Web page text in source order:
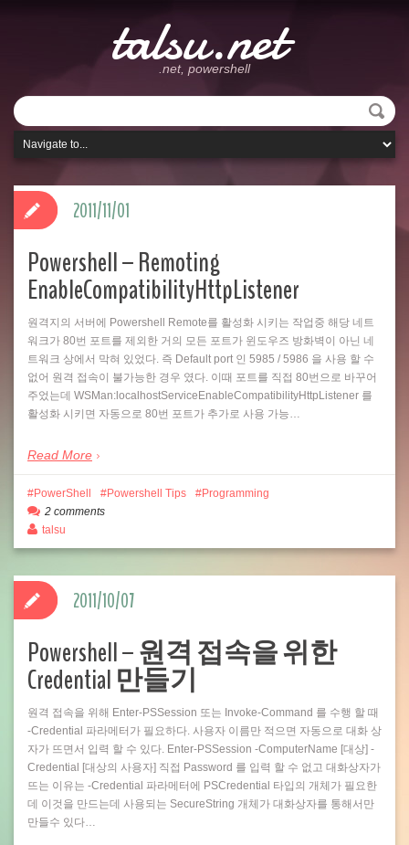
talsu.net
.net, powershell
Powershell – Remoting
EnableCompatibilityHttpListener
원격지의 서버에 Powershell Remote를 활성화 시키는 작업중 해당 네트
워크가 80번 포트를 제외한 거의 모든 포트가 윈도우즈 방화벽이 아닌 네
트워크 상에서 막혀 있었다. 즉 Default port 인 5985 / 5986 을 사용 할 수
없어 원격 접속이 불가능한 경우 였다. 이때 포트를 직접 80번으로 바꾸어
주었는데 WSMan:localhostServiceEnableCompatibilityHttpListener 를
활성화 시키면 자동으로 80번 포트가 추가로 사용 가능…
Read More
2011/11/01
PowerShell Powershell Tips
Programming
2 comments
talsu
Powershell – 원격 접속을 위한
Credential 만들기
원격 접속을 위해 Enter-PSSession 또는 Invoke-Command 를 수행 할 때
-Credential 파라메터가 필요하다. 사용자 이름만 적으면 자동으로 대화 상
자가 뜨면서 입력 할 수 있다. Enter-PSSession -ComputerName [대상] -
Credential [대상의 사용자] 직접 Password 를 입력 할 수 없고 대화상자가
뜨는 이유는 -Credential 파라메터에 PSCredential 타입의 개체가 필요한
데 이것을 만드는데 사용되는 SecureString 개체가 대화상자를 통해서만
만들수 있다…
2011/10/07